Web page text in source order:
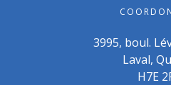
3995, boul.
Laval,
H7E